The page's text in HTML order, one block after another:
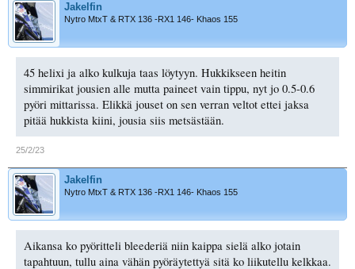
Jakelfin
Nytro MtxT & RTX 136 -RX1 146- Khaos 155
45 helixi ja alko kulkuja taas löytyyn. Hukkikseen heitin
simmirikat jousien alle mutta paineet vain tippu, nyt jo 0.5-0.6
pyöri mittarissa. Elikkä jouset on sen verran veltot ettei jaksa
pitää hukkista kiini, jousia siis metsästään.
25/2/23
Jakelfin
Nytro MtxT & RTX 136 -RX1 146- Khaos 155
Aikansa ko pyöritteli bleederiä niin kaippa sielä alko jotain
tapahtuun, tullu aina vähän pyöräytettyä sitä ko liikutellu kelkkaa.